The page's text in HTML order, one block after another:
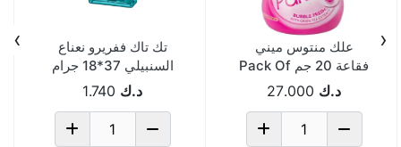
علك منتوس ميني
فقاعة 20 جم Pack Of
90 د.ك 27.000
تك تاك ففريرو نعناع
السنبيلي 37*18 جرام
Pack Of 12
د.ك 1.740
‹
›